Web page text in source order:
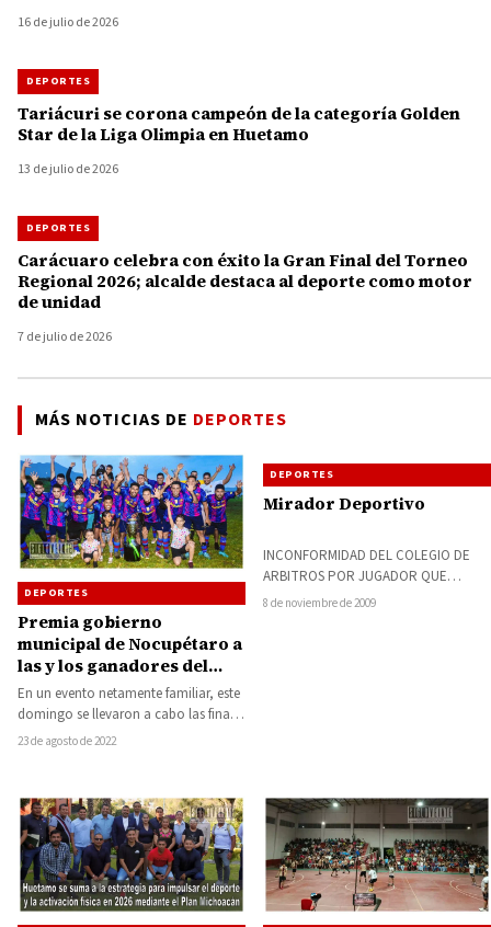
16 de julio de 2026
DEPORTES
Tariácuri se corona campeón de la categoría Golden
Star de la Liga Olimpia en Huetamo
13 de julio de 2026
DEPORTES
Carácuaro celebra con éxito la Gran Final del Torneo
Regional 2026; alcalde destaca al deporte como motor
de unidad
7 de julio de 2026
MÁS NOTICIAS DE DEPORTES
DEPORTES
Premia gobierno
municipal de Nocupétaro a
las y los ganadores del
Torneo Interno de Futbol
2022
En un evento netamente familiar, este
domingo se llevaron a cabo las finales
de las distintas categorías del…
23 de agosto de 2022
DEPORTES
Mirador Deportivo
INCONFORMIDAD DEL COLEGIO DE
ARBITROS POR JUGADOR QUE
AGREDIÓ A UN COMPAÑERO. Tras la
8 de noviembre de 2009